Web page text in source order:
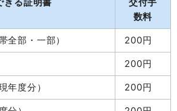
数料
全部・一部） 200円
200円
年度分） 200円